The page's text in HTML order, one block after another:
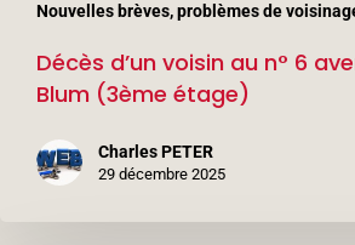
Nouvelles brèves, problèmes de
d’un
voisinDécès d’un voisin au n° 6
Blum (3ème étage)
Charles PETER
29 décembre 2025